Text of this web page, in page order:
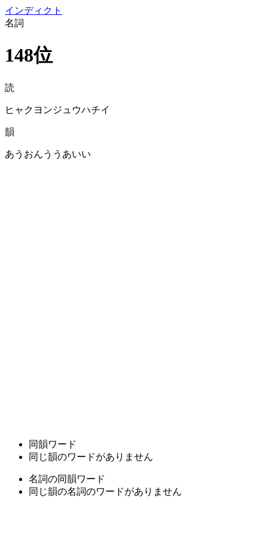
インディクト
名詞
148位
読
ヒャクヨンジュウハチイ
韻
あうおんううあいい
同韻ワード
同じ韻のワードがありません
名詞の同韻ワード
同じ韻の名詞のワードがありません